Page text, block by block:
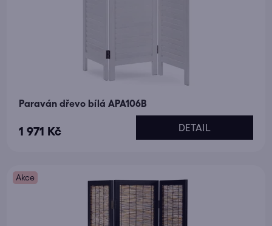
Paraván dřevo bílá APA106B
1 971 Kč DETAIL
Akce